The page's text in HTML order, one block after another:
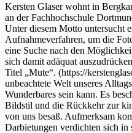
Kersten Glaser wohnt in
an der Fachhochschule
Unter diesem Motto untersucht
Aufnahmeverfahren, um die
eine Suche nach den
sich damit adäquat
Titel „Mute“. (https://
unbeachtete Welt unseres
Wunderbares sein kann. Es
Bildstil und die Rückkehr zur
von uns besaß. Aufmerksam
Darbietungen verdichten sich